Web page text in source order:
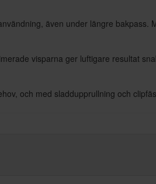
även under längre
visparna ger luftigare resultat
och med sladdupprullning och